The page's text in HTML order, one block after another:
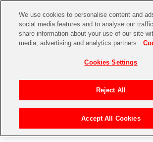
CHANNEL STORE
アイドルマスターシリーズ
アイドルマスター
イベントグッズ
トイ・ホビー
> Tales of Orchestra Concert
We use cookies to personalise content and
social media features and to analyse our
share information about your use of our site
media, advertising and analytics partners.
Cookies Settings
Reject All
Accept All Cookies